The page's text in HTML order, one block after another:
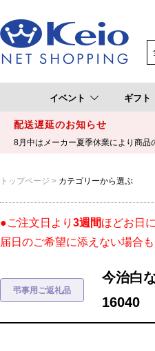
イベント ギフト
配送遅延のお知らせ
8月中はメーカー夏季休業により商品
トップページ カテゴリーから選ぶ
●ご注文日より 3週間ほどお日
届日のご希望に添えない場合
今治白
16040